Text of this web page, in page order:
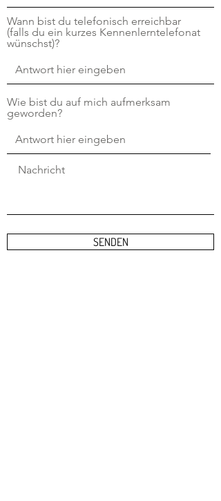
Wann bist du telefonisch erreichbar
(falls du ein kurzes Kennenlerntelefonat
wünschst)?
Wie bist du auf mich aufmerksam
geworden?
SENDEN